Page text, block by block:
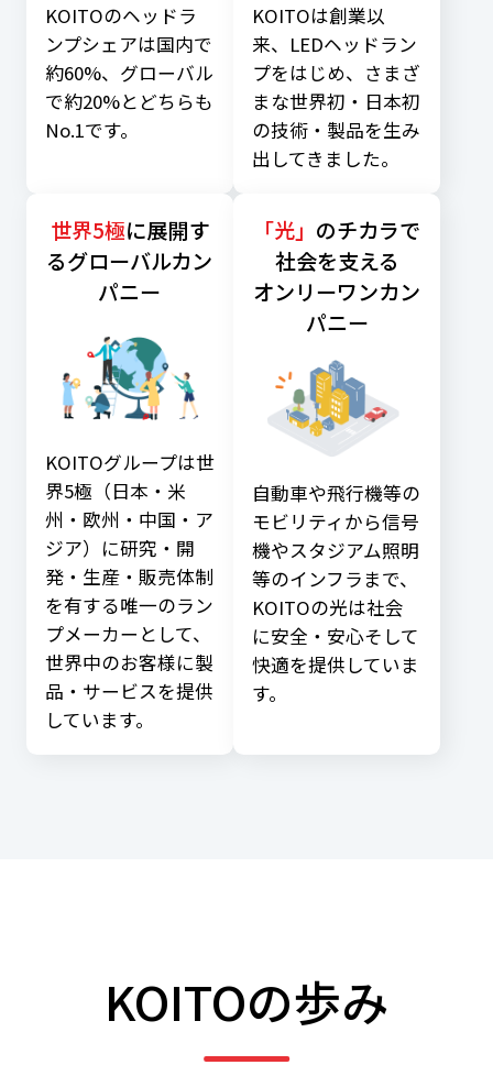
KOITOのヘッドラ
ンプシェアは国内で
約60%、 グローバル
で約20%とどちらも
No.1です。
KOITOは創業以
来、LEDヘッドラン
プをはじめ、 さまざ
まな世界初・日本初
の技術・製品を生み
出してきました。
世界5極に展開す
るグローバルカン
パニー
KOITOグループは世
界5極（日本・米
州・欧州・中国・ア
ジア）に研究・開
発・生産・販売体制
を有する唯一のラン
プメーカーとして、
世界中のお客様に製
品・サービスを提供
しています。
「光」 のチカラで
社会を支える
オンリーワンカン
パニー
自動車や飛行機等の
モビリティから信号
機やスタジアム照明
等のインフラまで、
KOITOの光は社会
に安全・安心そして
快適を提供していま
す。
KOITOの歩み